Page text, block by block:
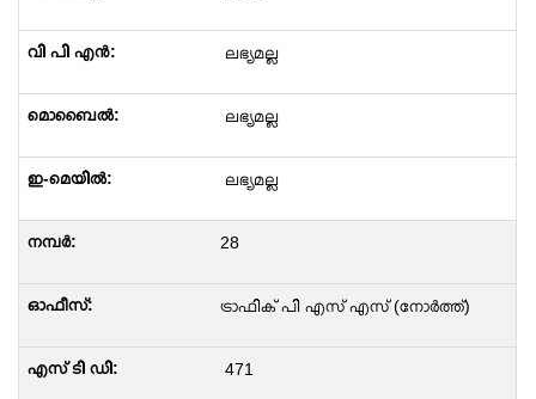
ലഭ്യമല്ല
ലഭ്യമല്ല
ലഭ്യമല്ല
28
ട്രാഫിക് പി എസ് എസ് (നോർത്ത്)
471